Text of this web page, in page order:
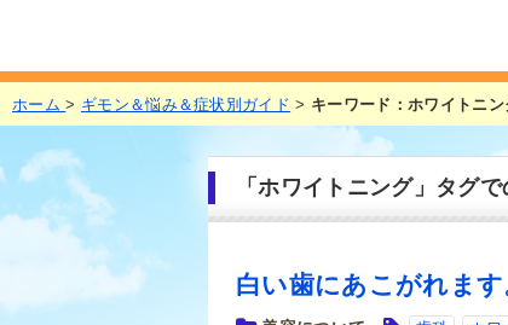
ホーム > ギモン＆悩み＆症状別ガイド > キーワード：ホワイトニン
「ホワイトニング」タグ
白い歯にあこがれます